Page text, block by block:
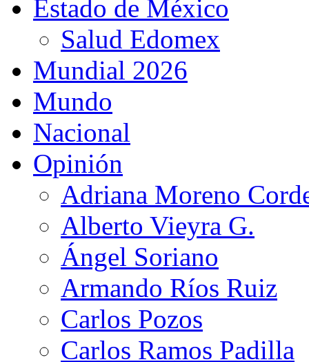
Estado de México
Salud Edomex
Mundial 2026
Mundo
Nacional
Opinión
Adriana Moreno
Alberto Vieyra G.
Ángel Soriano
Armando Ríos Ruiz
Carlos Pozos
Carlos Ramos Padilla